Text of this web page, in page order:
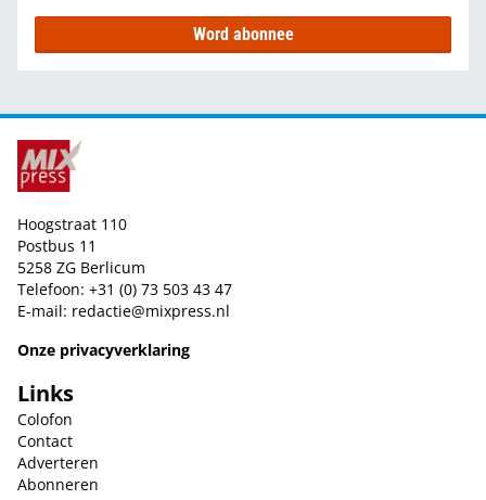
Word abonnee
Hoogstraat 110
Postbus 11
5258 ZG Berlicum
Telefoon: +31 (0) 73 503 43 47
E-mail: redactie@mixpress.nl
Onze privacyverklaring
Links
Colofon
Contact
Adverteren
Abonneren